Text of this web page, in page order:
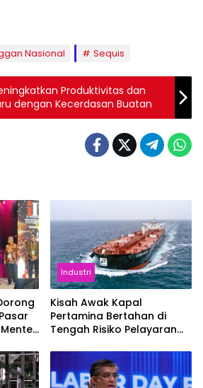
Nasional Sequis
Produktivitas dan
dengan Kecerdasan Buatan
Industri
Kisah Awak Kapal
Pertamina Bertahan di
Tengah Risiko Pelayaran